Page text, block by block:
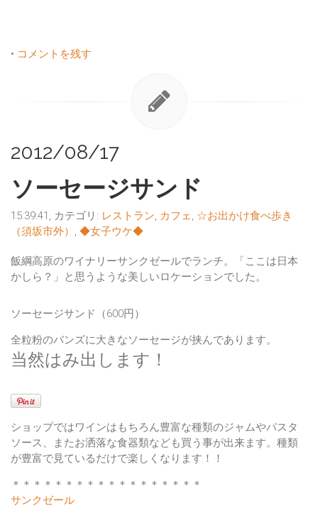
• コメントを残す
2012/08/17
ソーセージサンド
15:39:41, カテゴリ: レストラン, カフェ, ☆お出かけ食べ歩き
（須坂市外） , ◆女子ウケ◆
飯綱高原のワイナリーサンクゼールでランチ。「ここは日本
かしら？」と思うような美しいロケーションでした。
ソーセージサンド （600円）
全粒粉のバンズに大きなソーセージが挟んであります。
当然はみ出します！
ショップではワインはもちろん豊富な種類のジャムやパスタ
ソース、またお洒落な食器類なども買う事が出来ます。種類
が豊富で見ているだけで楽しくなります！！
＊＊＊＊＊＊＊＊＊＊＊＊＊＊＊＊＊＊
サンクゼール